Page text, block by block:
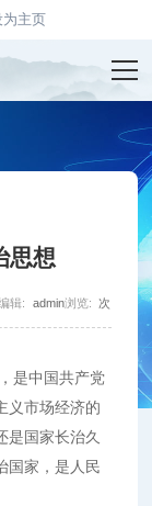
为主页
思想
辑: admin浏览: 次
是中国共产党
义市场经济的
是国家长治久
国家，是人民